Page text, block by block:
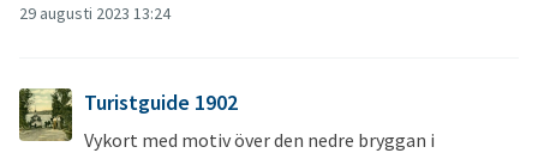
29 augusti 2023 13:24
Turistguide 1902
Vykort med motiv över den nedre bryggan i